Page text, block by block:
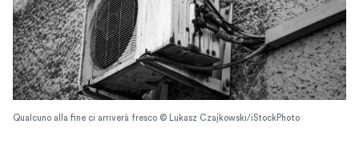
Qualcuno alla fine ci arriverà fresco © Lukasz Czajkowski/iStockPhoto